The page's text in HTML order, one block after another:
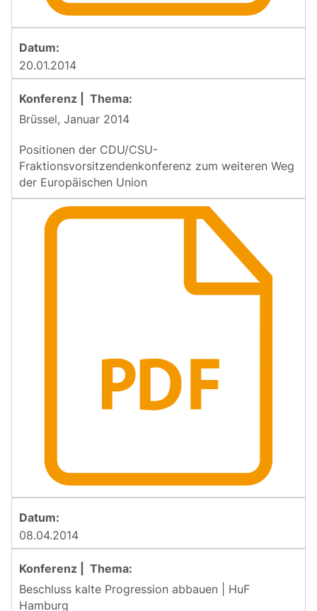
20.01.2014
Brüssel, Januar 2014
Positionen der CDU/CSU-
Fraktionsvorsitzendenkonferenz zum weiteren Weg
der Europäischen Union
08.04.2014
Beschluss kalte Progression abbauen | HuF
Hamburg